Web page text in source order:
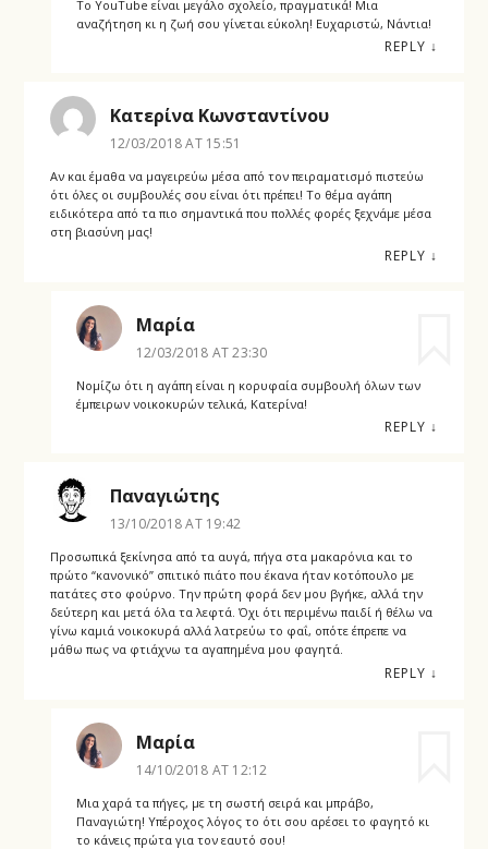
Το YouTube είναι μεγάλο σχολείο, πραγματικά! Μια
αναζήτηση κι η ζωή σου γίνεται εύκολη! Ευχαριστώ, Νάντια!
REPLY ↓
Κατερίνα Κωνσταντίνου
12/03/2018 AT 15:51
Αν και έμαθα να μαγειρεύω μέσα από τον πειραματισμό πιστεύω
ότι όλες οι συμβουλές σου είναι ότι πρέπει! Το θέμα αγάπη
ειδικότερα από τα πιο σημαντικά που πολλές φορές ξεχνάμε μέσα
στη βιασύνη μας!
REPLY ↓
Μαρία
12/03/2018 AT 23:30
Νομίζω ότι η αγάπη είναι η κορυφαία συμβουλή όλων των
έμπειρων νοικοκυρών τελικά, Κατερίνα!
REPLY ↓
Παναγιώτης
13/10/2018 AT 19:42
Προσωπικά ξεκίνησα από τα αυγά, πήγα στα μακαρόνια και το
πρώτο “κανονικό” σπιτικό πιάτο που έκανα ήταν κοτόπουλο με
πατάτες στο φούρνο. Την πρώτη φορά δεν μου βγήκε, αλλά την
δεύτερη και μετά όλα τα λεφτά. Όχι ότι περιμένω παιδί ή θέλω να
γίνω καμιά νοικοκυρά αλλά λατρεύω το φαΐ, οπότε έπρεπε να
μάθω πως να φτιάχνω τα αγαπημένα μου φαγητά.
REPLY ↓
Μαρία
14/10/2018 AT 12:12
Μια χαρά τα πήγες, με τη σωστή σειρά και μπράβο,
Παναγιώτη! Υπέροχος λόγος το ότι σου αρέσει το φαγητό κι
το κάνεις πρώτα για τον εαυτό σου!